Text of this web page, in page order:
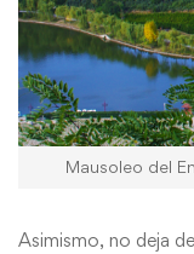
Mausoleo del
Asimismo, no deja